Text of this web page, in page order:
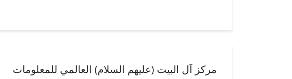
مركز آل البيت (عليهم السلام) العالمي للمعلومات